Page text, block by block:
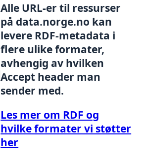
Alle URL-er til ressurser
på data.norge.no kan
levere RDF-metadata i
flere ulike formater,
avhengig av hvilken
Accept header man
sender med.
Les mer om RDF og
hvilke formater vi støtter
her